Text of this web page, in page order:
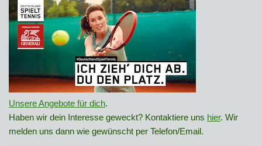
Unsere Angebote für dich.
Haben wir dein Interesse geweckt? Kontaktiere uns hier. Wir
melden uns dann wie gewünscht per Telefon/Email.